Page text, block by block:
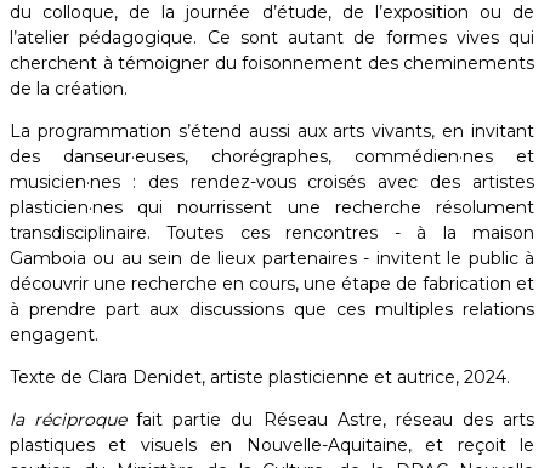
du colloque, de la journée d’étude, de l’exposition ou de
l’atelier pédagogique. Ce sont autant de formes vives qui
cherchent à témoigner du foisonnement des cheminements
de la création.
La programmation s’étend aussi aux arts vivants, en invitant
des danseur·euses, chorégraphes, commédien·nes et
musicien·nes : des rendez-vous croisés avec des artistes
plasticien·nes qui nourrissent une recherche résolument
transdisciplinaire. Toutes ces rencontres - à la maison
Gamboia ou au sein de lieux partenaires - invitent le public à
découvrir une recherche en cours, une étape de fabrication et
à prendre part aux discussions que ces multiples relations
engagent. ​
Texte de Clara Denidet, artiste plasticienne et autrice, 2024.
la réciproquefait partie du Réseau Astre, réseau des arts
plastiques et visuels en Nouvelle-Aquitaine, et reçoit le